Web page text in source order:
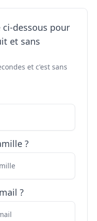
dessous pour
et sans
et c'est sans
?
?